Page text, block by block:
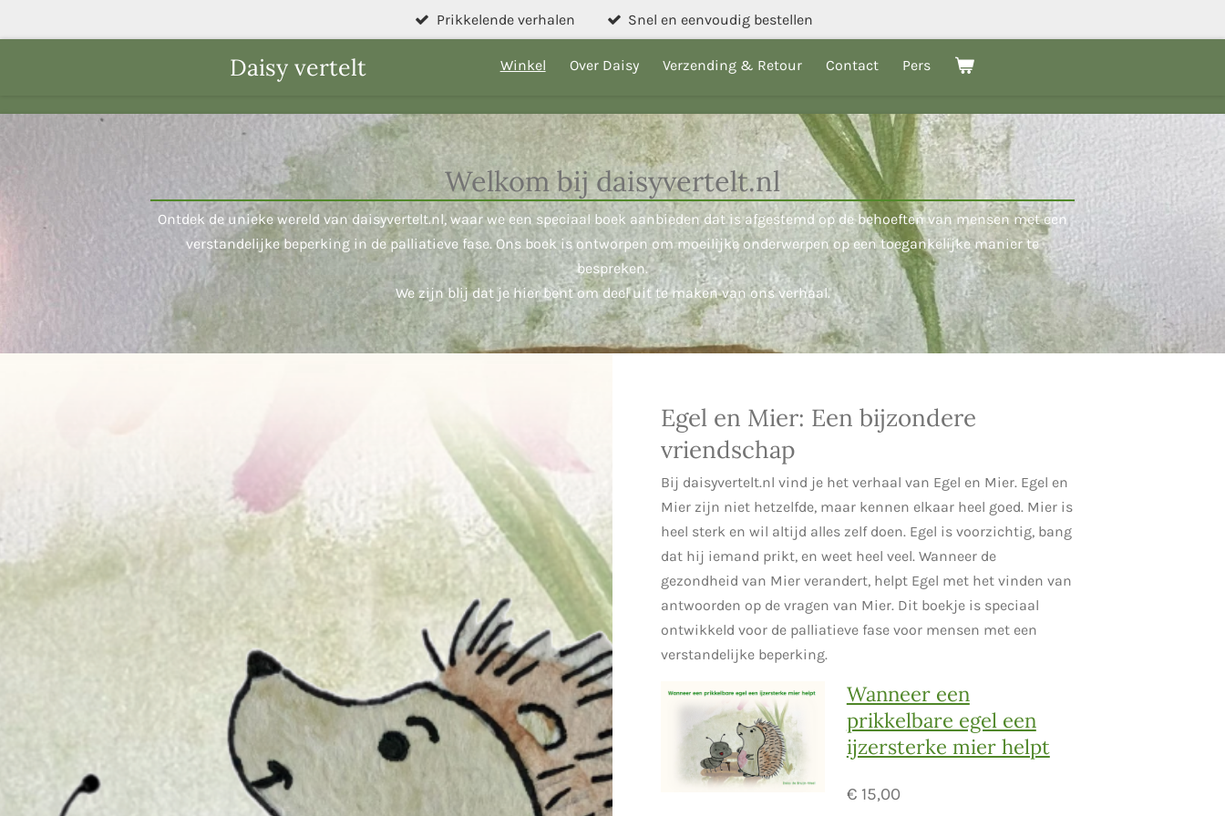
hoofdinhoud
Prikkelende verhalen Snel en eenvoudig bestellen
Daisy vertelt Winkel Over Daisy Verzending & Retour Contact Pers
Welkom bij daisyvertelt.nl
Ontdek de unieke wereld van daisyvertelt.nl, waar we een speciaal boek aanbieden dat is afgestemd op de behoeften van mensen met een
verstandelijke beperking in de palliatieve fase. Ons boek is ontworpen om moeilijke onderwerpen op een toegankelijke manier te
bespreken.
We zijn blij dat je hier bent om deel uit te maken van ons verhaal.
Egel en Mier: Een bijzondere
vriendschap
Bij daisyvertelt.nl vind je het verhaal van Egel en Mier. Egel en
Mier zijn niet hetzelfde, maar kennen elkaar heel goed. Mier is
heel sterk en wil altijd alles zelf doen. Egel is voorzichtig, bang
dat hij iemand prikt, en weet heel veel. Wanneer de
gezondheid van Mier verandert, helpt Egel met het vinden van
antwoorden op de vragen van Mier. Dit boekje is speciaal
ontwikkeld voor de palliatieve fase voor mensen met een
verstandelijke beperking.
Wanneer een
prikkelbare egel een
ijzersterke mier helpt
€ 15,00